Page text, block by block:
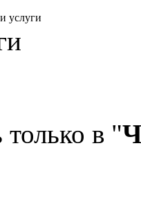
услуги
только в "